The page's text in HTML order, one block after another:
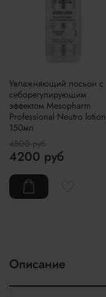
Увлажняющий лосьон с
себорегулирующим
эффектом Mesopharm
Professional Neutro lotion
150мл
4800 руб
4200 руб
Описание